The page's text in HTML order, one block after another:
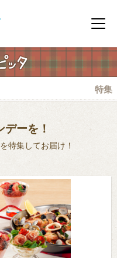
メニ
特集
ーを！
特集してお届け！